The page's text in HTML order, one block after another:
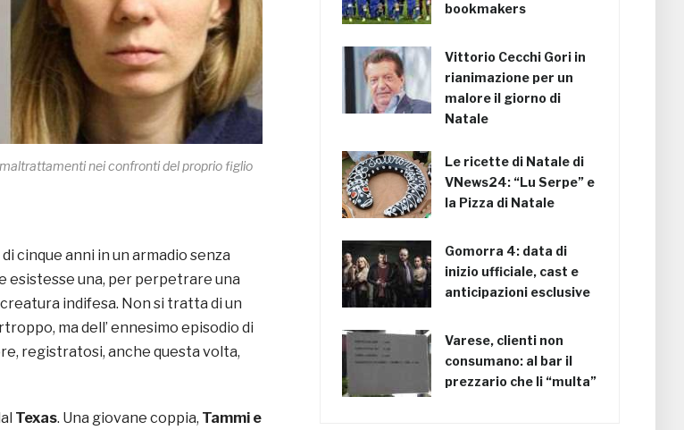
nei confronti del proprio figlio
cinque anni in un armadio senza
esistesse una, per perpetrare una
indifesa. Non si tratta di un
ma dell’ ennesimo episodio di
registratosi, anche questa volta,
Texas. Una giovane coppia, Tammi e
bookmakers
Vittorio Cecchi Gori in
rianimazione per un
malore il giorno di
Natale
Le ricette di Natale di
VNews24: “Lu Serpe” e
la Pizza di Natale
Gomorra 4: data di
inizio ufficiale, cast e
anticipazioni esclusive
Varese, clienti non
consumano: al bar il
prezzario che li “multa”